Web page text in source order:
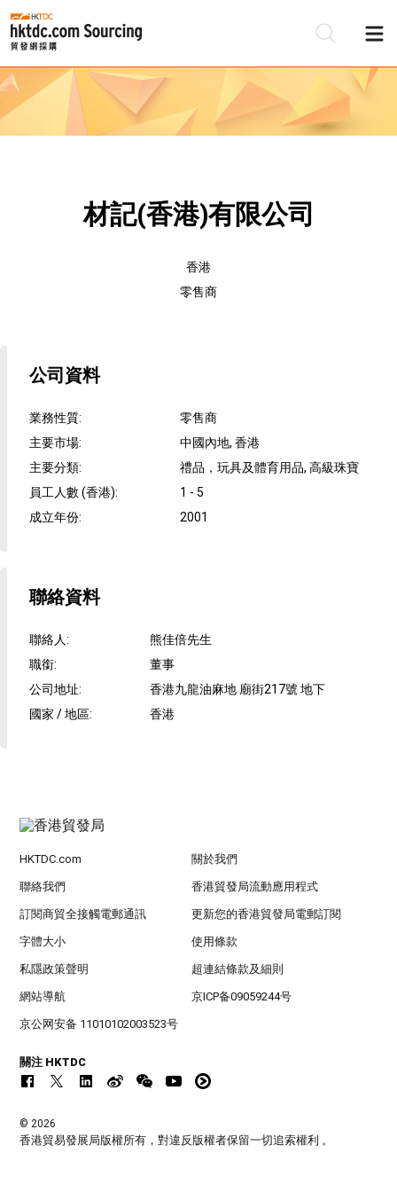
材記(香港)有限公司
香港
零售商
公司資料
業務性質:
零售商
主要市場:
中國內地, 香港
主要分類:
禮品，玩具及體育用品, 高級珠寶
員工人數 (香港):
1 - 5
成立年份: 2001
聯絡資料
聯絡人:
熊佳倍先生
職銜:
董事
公司地址:
香港九龍油麻地 廟街217號 地下
國家 / 地區: 香港
HKTDC.com 關於我們
聯絡我們 香港貿發局流動應用程式
訂閱商貿全接觸電郵通訊 更新您的香港貿發局電郵訂閱
字體大小 使用條款
私隱政策聲明 超連結條款及細則
網站導航 京ICP备09059244号
京公网安备 11010102003523号
關注 HKTDC
© 2026
香港貿易發展局版權所有，對違反版權者保留一切追索權利 。